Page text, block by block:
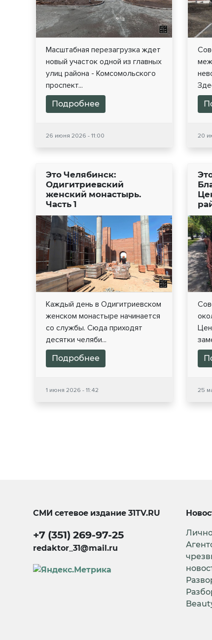
Масштабная перезагрузка ждет
новый участок одной из главных
улиц района - Комсомольского
проспект...
Подробнее
26 июня 2026 - 11:00 20
Это Челябинск:
Одигитриевский
женский монастырь.
Часть 1
Каждый день в Одигитриевском
женском монастыре начинается
со службы. Сюда приходят
десятки челяби...
Подробнее
1 июня 2026 - 11:42 25
СМИ сетевое издание31TV.RU
+7 (351) 269-97-25
redaktor_31@mail.ru